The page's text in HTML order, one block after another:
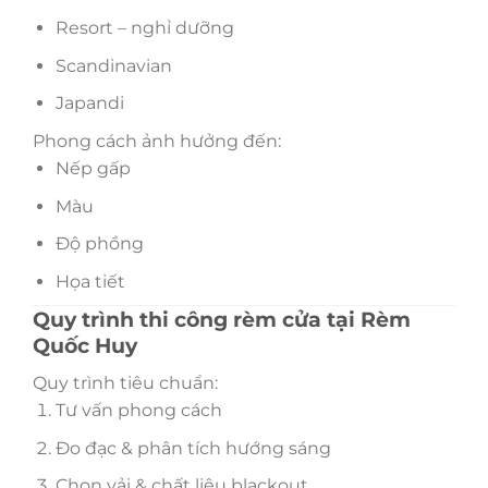
Resort – nghỉ dưỡng
Scandinavian
Japandi
Phong cách ảnh hưởng đến:
Nếp gấp
Màu
Độ phồng
Họa tiết
Quy trình thi công rèm cửa tại Rèm
Quốc Huy
Quy trình tiêu chuẩn:
Tư vấn phong cách
Đo đạc & phân tích hướng sáng